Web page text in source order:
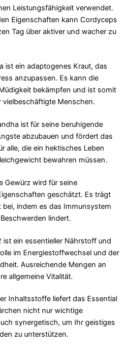
Leistungsfähigkeit verwendet.
Eigenschaften kann Cordyceps
Tag über aktiver und wacher zu
ist ein adaptogenes Kraut, das
anzupassen. Es kann die
bekämpfen und ist somit
vielbeschäftigte Menschen.
ist für seine beruhigende
abzubauen und fördert das
alle, die ein hektisches Leben
bewahren müssen.
Gewürz wird für seine
geschätzt. Es trägt
indem es das Immunsystem
lindert.
ist ein essentieller Nährstoff und
im Energiestoffwechsel und der
Ausreichende Mengen an
allgemeine Vitalität.
Inhaltsstoffe liefert das Essential
nicht nur wichtige
synergetisch, um Ihr geistiges
zu unterstützen.